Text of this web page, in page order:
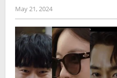
May 21, 2024by
wndwnrt